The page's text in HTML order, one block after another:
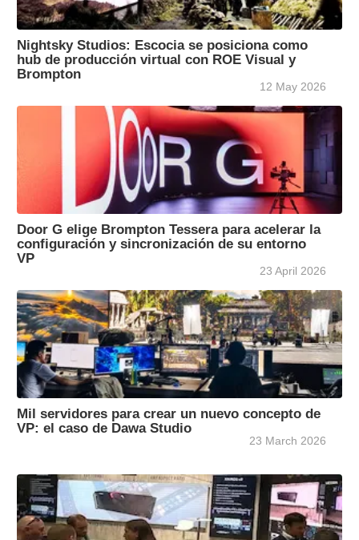
Nightsky Studios: Escocia se posiciona como
hub de producción virtual con ROE Visual y
Brompton
12 May 2026
Door G elige Brompton Tessera para acelerar la
configuración y sincronización de su entorno
VP
23 April 2026
Mil servidores para crear un nuevo concepto de
VP: el caso de Dawa Studio
23 March 2026